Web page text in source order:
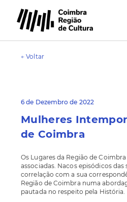
← Voltar
6 de Dezembro de 2022
Mulheres
de Coimbra
Os Lugares da Região de Coimbra
associadas. Nacos episódicos
correlação com a sua
Região de Coimbra numa
pautada no respeito pela História.